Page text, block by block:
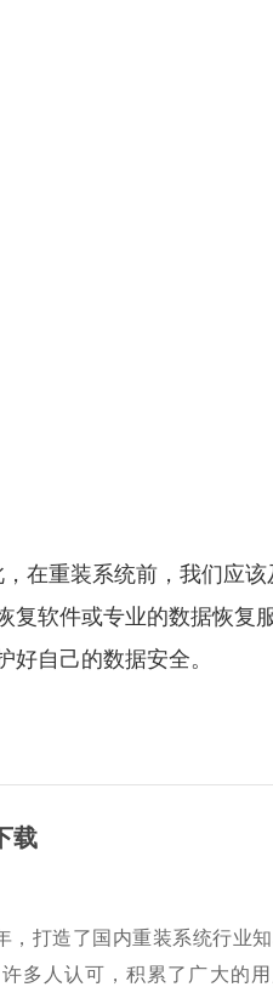
在重装系统前，我们应该
复软件或专业的数据恢复
自己的数据安全。
载
，打造了国内重装系统行业
多人认可，积累了广大的